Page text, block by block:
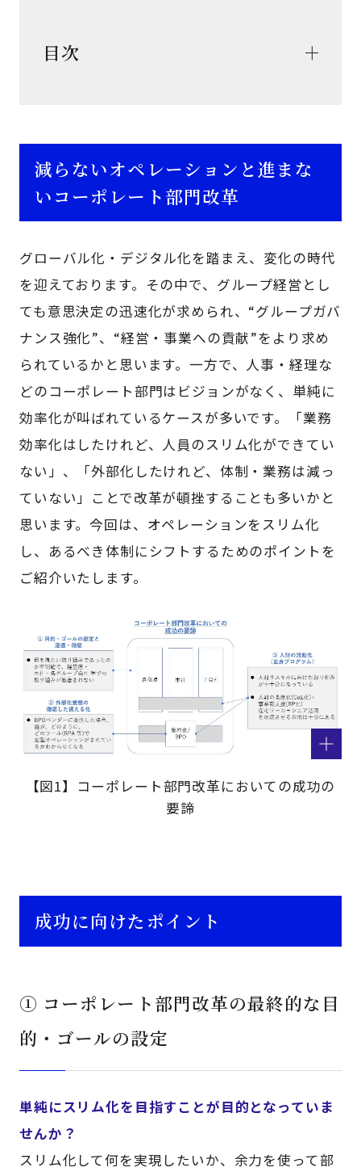
目次
減らないオペレーションと進まな
いコーポレート部門改革
グローバル化・デジタル化を踏まえ、変化の時代
を迎えております。その中で、グループ経営とし
ても意思決定の迅速化が求められ、“グループガバ
ナンス強化”、“経営・事業への貢献”をより求め
られているかと思います。一方で、人事・経理な
どのコーポレート部門はビジョンがなく、単純に
効率化が叫ばれているケースが多いです。「業務
効率化はしたけれど、人員のスリム化ができてい
ない」、「外部化したけれど、体制・業務は減っ
ていない」ことで改革が頓挫することも多いかと
思います。今回は、オペレーションをスリム化
し、あるべき体制にシフトするためのポイントを
ご紹介いたします。
【図1】コーポレート部門改革においての成功の
要諦
成功に向けたポイント
① コーポレート部門改革の最終的な目
的・ゴールの設定
単純にスリム化を目指すことが目的となっていま
せんか？
スリム化して何を実現したいか、余力を使って部